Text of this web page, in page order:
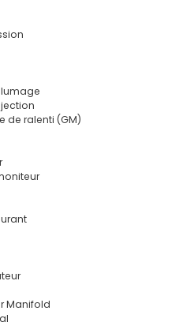
de ralenti (GM)
Manifold